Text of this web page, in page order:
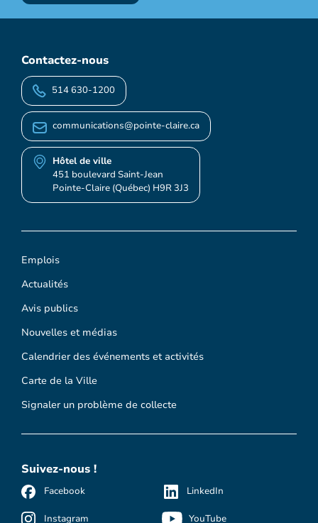
Emplois
Actualités
Avis publics
Nouvelles et médias
Calendrier des événements et activités
Carte de la Ville
Signaler un problème de collecte
Contactez-nous
514 630-1200
communications@pointe-claire.ca
Hôtel de ville
451 boulevard Saint-Jean
Pointe-Claire (Québec) H9R 3J3
Suivez-nous !
Facebook
Instagram
LinkedIn
YouTube